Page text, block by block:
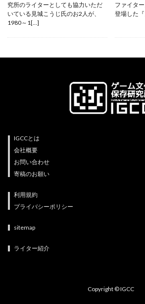
究所のライターとしても協力いただ
いている見城こうじ氏のお2人が、
1980～1[…]
ファイタ
登場した
IGCCとは
会社概要
お問い合わせ
寄稿のお願い
利用規約
プライバシーポリシー
sitemap
ライター紹介
Copyright © IGCC